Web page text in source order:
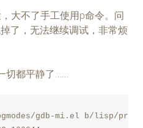
大不了手工使用p命令。问
了，无法继续调试，非常烦
切都平静了……
gdb-mi.el b/lisp/